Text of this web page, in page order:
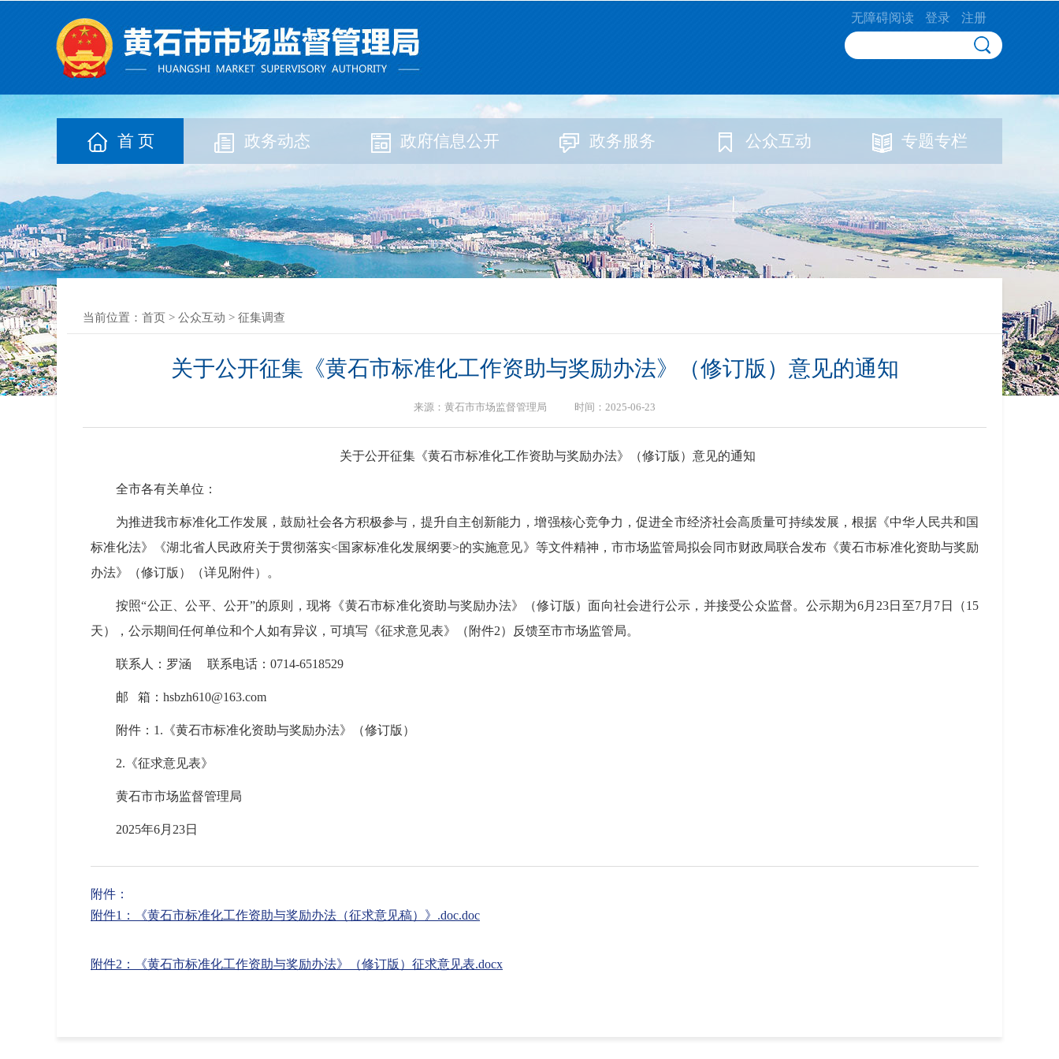
无障碍阅读 登录 注册
首 页 政务动态 政府信息公开 政务服务 公众互动 专题专栏
当前位置： 首页 > 公众互动 > 征集调查
关于公开征集《黄石市标准化工作资助与奖励办法》（修订版）意见的通知
来源：黄石市市场监督管理局 时间：2025-06-23
关于公开征集《黄石市标准化工作资助与奖励办法》（修订版）意见的通知
全市各有关单位：
为推进我市标准化工作发展，鼓励社会各方积极参与，提升自主创新能力，增强核心竞争力，促进全市经济社会高质量可持续发展，根据《中华人民共和国
标准化法》《湖北省人民政府关于贯彻落实<国家标准化发展纲要>的实施意见》等文件精神，市市场监管局拟会同市财政局联合发布《黄石市标准化资助与奖励
办法》（修订版）（详见附件）。
按照“公正、公平、公开”的原则，现将《黄石市标准化资助与奖励办法》（修订版）面向社会进行公示，并接受公众监督。公示期为6月23日至7月7日（15
天），公示期间任何单位和个人如有异议，可填写《征求意见表》（附件2）反馈至市市场监管局。
联系人：罗涵 联系电话：0714-6518529
邮 箱：hsbzh610@163.com
附件：1.《黄石市标准化资助与奖励办法》（修订版）
2.《征求意见表》
黄石市市场监督管理局
2025年6月23日
附件：
附件1：《黄石市标准化工作资助与奖励办法（征求意见稿）》.doc.doc
附件2：《黄石市标准化工作资助与奖励办法》（修订版）征求意见表.docx